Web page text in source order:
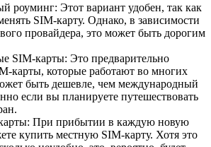
роуминг: Этот вариант удобен, так как
SIM-карту. Однако, в зависимости
провайдера, это может быть дорогим
SIM-карты: Это предварительно
карты, которые работают во многих
быть дешевле, чем международный
если вы планируете путешествовать
При прибытии в каждую новую
купить местную SIM-карту. Хотя это